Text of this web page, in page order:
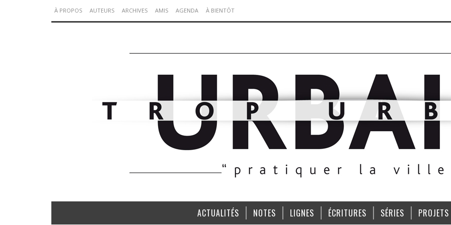
À PROPOS AUTEURS ARCHIVES AMIS AGENDA À BIENTÔT
ACTUALITÉS NOTES LIGNES ÉCRITURES SÉRIES PROJETS